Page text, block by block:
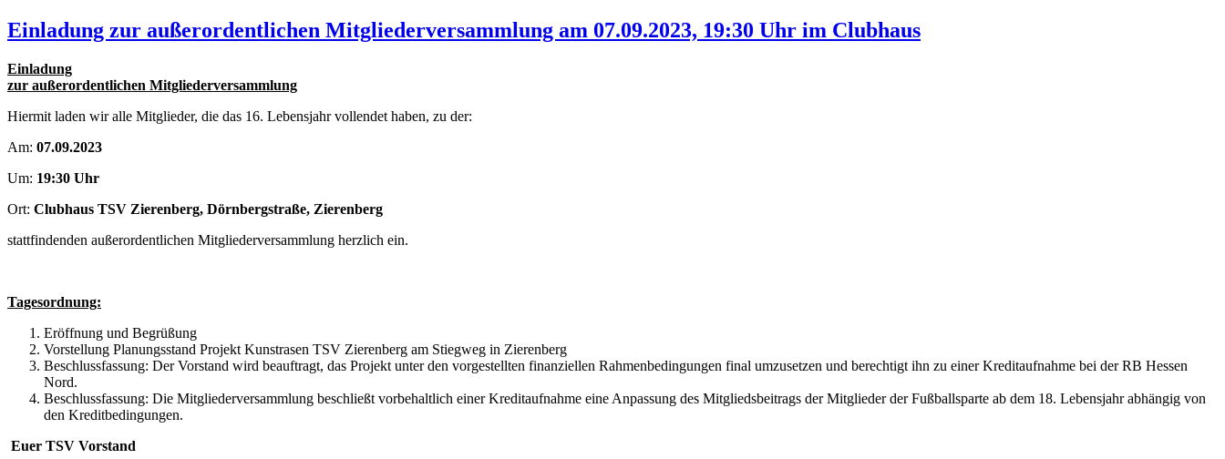
Einladung zur außerordentlichen Mitgliederversammlung am 07.09.2023, 19:30 Uhr im Clubhaus
Einladung
zur außerordentlichen Mitgliederversammlung
Hiermit laden wir alle Mitglieder, die das 16. Lebensjahr vollendet haben, zu der:
Am: 07.09.2023
Um: 19:30 Uhr
Ort: Clubhaus TSV Zierenberg, Dörnbergstraße, Zierenberg
stattfindenden außerordentlichen Mitgliederversammlung herzlich ein.
Tagesordnung:
Eröffnung und Begrüßung
Vorstellung Planungsstand Projekt Kunstrasen TSV Zierenberg am Stiegweg in Zierenberg
Beschlussfassung: Der Vorstand wird beauftragt, das Projekt unter den vorgestellten finanziellen Rahmenbedingungen final umzusetzen und berechtigt ihn zu einer Kreditaufnahme bei der RB Hessen
Nord.
Beschlussfassung: Die Mitgliederversammlung beschließt vorbehaltlich einer Kreditaufnahme eine Anpassung des Mitgliedsbeitrags der Mitglieder der Fußballsparte ab dem 18. Lebensjahr abhängig von
den Kreditbedingungen.
Euer TSV Vorstand